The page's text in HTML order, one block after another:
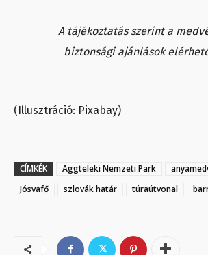
A tájékoztatás szerint a
biztonsági ajánlások
(Illusztráció: Pixabay)
CÍMKÉK Aggteleki Nemzeti Park
Jósvafő
szlovák határ túraútvonal